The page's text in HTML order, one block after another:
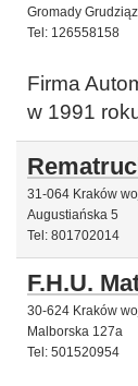
Gromady
Tel: 126558158
Firma
w 1991
31-064 Kraków
Augustiańska 5
Tel: 801702014
F.H.U.
30-624 Kraków
Malborska 127a
Tel: 501520954